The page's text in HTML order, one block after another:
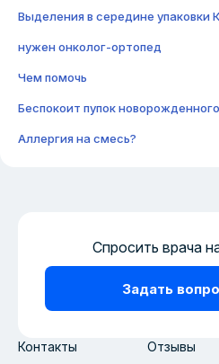
Выделения в середине упаковки
нужен онколог-ортопед
Чем помочь
Беспокоит пупок новорожденного
Аллергия на смесь?
Контакты Отзывы
Спросить врача
Задать